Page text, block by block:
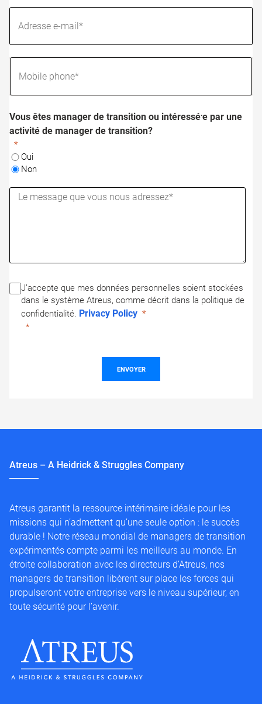
Vous êtes manager de transition ou intéressé⸱e par une
activité de manager de transition?
Oui
Non
J’accepte que mes données personnelles soient stockées
dans le système Atreus, comme décrit dans la politique de
confidentialité. Privacy Policy
ENVOYER
Atreus – A Heidrick & Struggles Company
Atreus garantit la ressource intérimaire idéale pour les
missions qui n’admettent qu’une seule option : le succès
durable ! Notre réseau mondial de managers de transition
expérimentés compte parmi les meilleurs au monde. En
étroite collaboration avec les directeurs d’Atreus, nos
managers de transition libèrent sur place les forces qui
propulseront votre entreprise vers le niveau supérieur, en
toute sécurité pour l’avenir.